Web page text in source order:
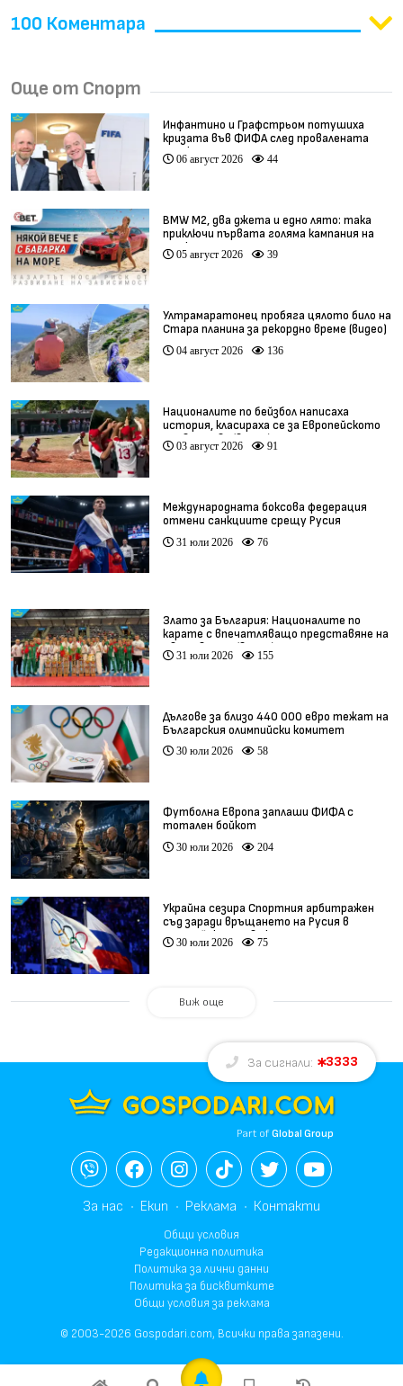
100 Коментара
Още от Спорт
Инфантино и Графстрьом потушиха
кризата във ФИФА след провалената
сделка
06 август 2026 44
BMW М2, два джета и едно лято: така
приключи първата голяма кампания на
BET.bg
05 август 2026 39
Ултрамаратонец пробяга цялото било на
Стара планина за рекордно време (видео)
04 август 2026 136
Националите по бейзбол написаха
история, класираха се за Европейското
първенство (видео)
03 август 2026 91
Международната боксова федерация
отмени санкциите срещу Русия
31 юли 2026 76
Злато за България: Националите по
карате с впечатляващо представяне на
Световното (видео)
31 юли 2026 155
Дългове за близо 440 000 евро тежат на
Българския олимпийски комитет
30 юли 2026 58
Футболна Европа заплаши ФИФА с
тотален бойкот
30 юли 2026 204
Украйна сезира Спортния арбитражен
съд заради връщането на Русия в
олимпийското движение
30 юли 2026 75
Виж още
За сигнали: 3333
Part ofGlobal Group
За нас Екип Реклама Контакти
Общи условия
Редакционна политика
Политика за лични данни
Политика за бисквитките
Общи условия за реклама
© 2003-2026 Gospodari.com, Всички права запазени.